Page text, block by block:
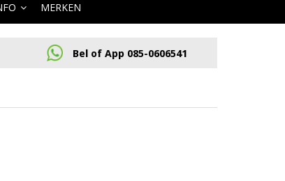
MERKEN
Bel of App 085-0606541